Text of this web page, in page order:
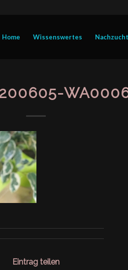
Home Wissenswertes
Eintrag teilen